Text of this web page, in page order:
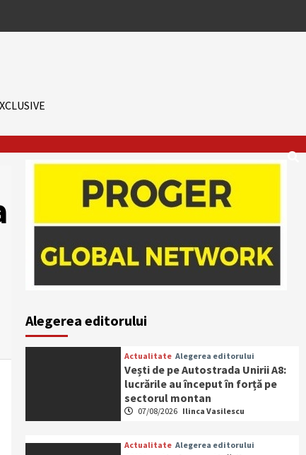
Alegerea editorului
Actualitate Alegerea editorului
Vești de pe Autostrada Unirii A8:
lucrările au început în forță pe
sectorul montan
07/08/2026 Ilinca Vasilescu
Actualitate Alegerea editorului